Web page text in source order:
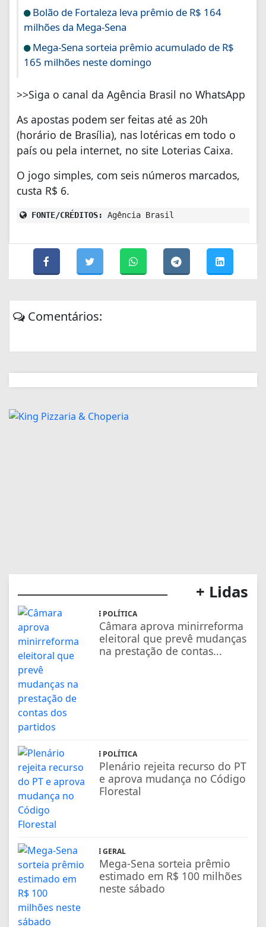
Bolão de Fortaleza leva prêmio de R$ 164
milhões da Mega-Sena
Mega-Sena sorteia prêmio acumulado de R$
165 milhões neste domingo
>>Siga o canal da Agência Brasil no WhatsApp
As apostas podem ser feitas até as 20h
(horário de Brasília), nas lotéricas em todo o
país ou pela internet, no site Loterias Caixa.
O jogo simples, com seis números marcados,
custa R$ 6.
FONTE/CRÉDITOS: Agência Brasil
Comentários:
+ Lidas
POLÍTICA
Câmara aprova minirreforma
eleitoral que prevê mudanças
na prestação de contas...
POLÍTICA
Plenário rejeita recurso do PT
e aprova mudança no Código
Florestal
GERAL
Mega-Sena sorteia prêmio
estimado em R$ 100 milhões
neste sábado